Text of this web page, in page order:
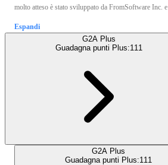
molto atteso è stato sviluppato da FromSoftware Inc.
Espandi
G2A Plus
Guadagna punti Plus:111
G2A Plus
Guadagna punti Plus:111